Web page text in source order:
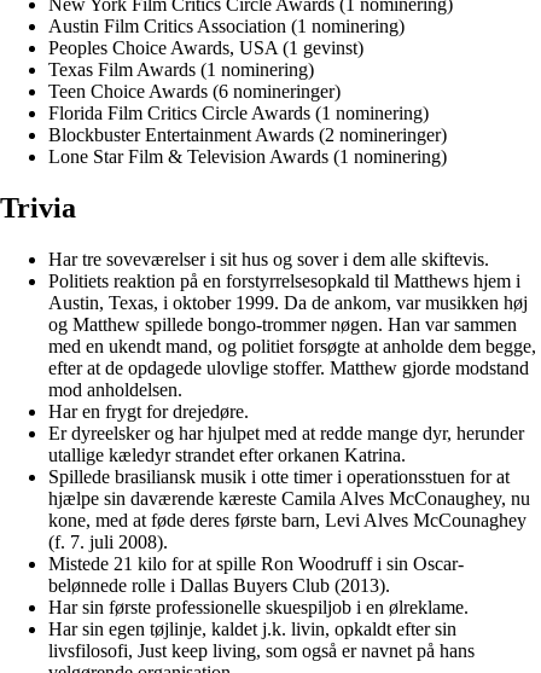
New York Film Critics Circle Awards (1 nominering)
Austin Film Critics Association (1 nominering)
Peoples Choice Awards, USA (1 gevinst)
Texas Film Awards (1 nominering)
Teen Choice Awards (6 nomineringer)
Florida Film Critics Circle Awards (1 nominering)
Blockbuster Entertainment Awards (2 nomineringer)
Lone Star Film & Television Awards (1 nominering)
Trivia
Har tre soveværelser i sit hus og sover i dem alle skiftevis.
Politiets reaktion på en forstyrrelsesopkald til Matthews hjem i
Austin, Texas, i oktober 1999. Da de ankom, var musikken høj
og Matthew spillede bongo-trommer nøgen. Han var sammen
med en ukendt mand, og politiet forsøgte at anholde dem begge,
efter at de opdagede ulovlige stoffer. Matthew gjorde modstand
mod anholdelsen.
Har en frygt for drejedøre.
Er dyreelsker og har hjulpet med at redde mange dyr, herunder
utallige kæledyr strandet efter orkanen Katrina.
Spillede brasiliansk musik i otte timer i operationsstuen for at
hjælpe sin daværende kæreste Camila Alves McConaughey, nu
kone, med at føde deres første barn, Levi Alves McCounaghey
(f. 7. juli 2008).
Mistede 21 kilo for at spille Ron Woodruff i sin Oscar-
belønnede rolle i Dallas Buyers Club (2013).
Har sin første professionelle skuespiljob i en ølreklame.
Har sin egen tøjlinje, kaldet j.k. livin, opkaldt efter sin
livsfilosofi, Just keep living, som også er navnet på hans